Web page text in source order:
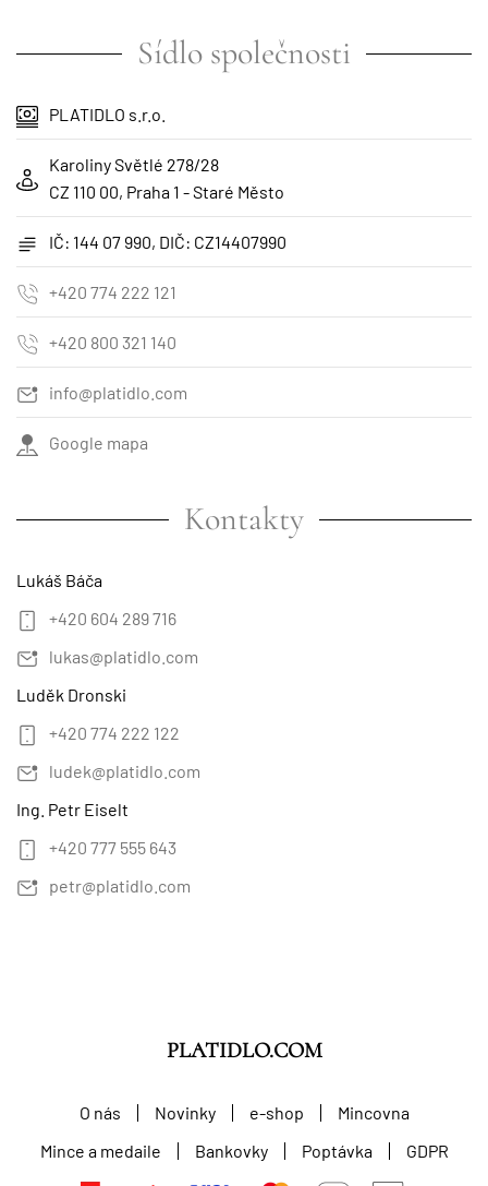
Sídlo společnosti
PLATIDLO s.r.o.
Karoliny Světlé 278/28
CZ 110 00, Praha 1 - Staré Město
IČ: 144 07 990, DIČ: CZ14407990
+420 774 222 121
+420 800 321 140
info@platidlo.com
Google mapa
Kontakty
Lukáš Báča
+420 604 289 716
lukas@platidlo.com
Luděk Dronski
+420 774 222 122
ludek@platidlo.com
Ing. Petr Eiselt
+420 777 555 643
petr@platidlo.com
PLATIDLO.COM
O nás Novinky e-shop
Mincovna
Mince a medaile
Bankovky Poptávka GDPR